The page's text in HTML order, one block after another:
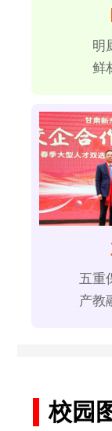
明
鲜
五重
产教
校园